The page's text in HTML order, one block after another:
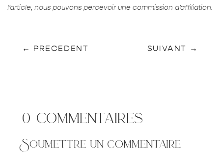
l’article, nous pouvons percevoir une commission d’affiliation.
← PRECEDENT SUIVANT →
0 commentaires
Soumettre un commentaire